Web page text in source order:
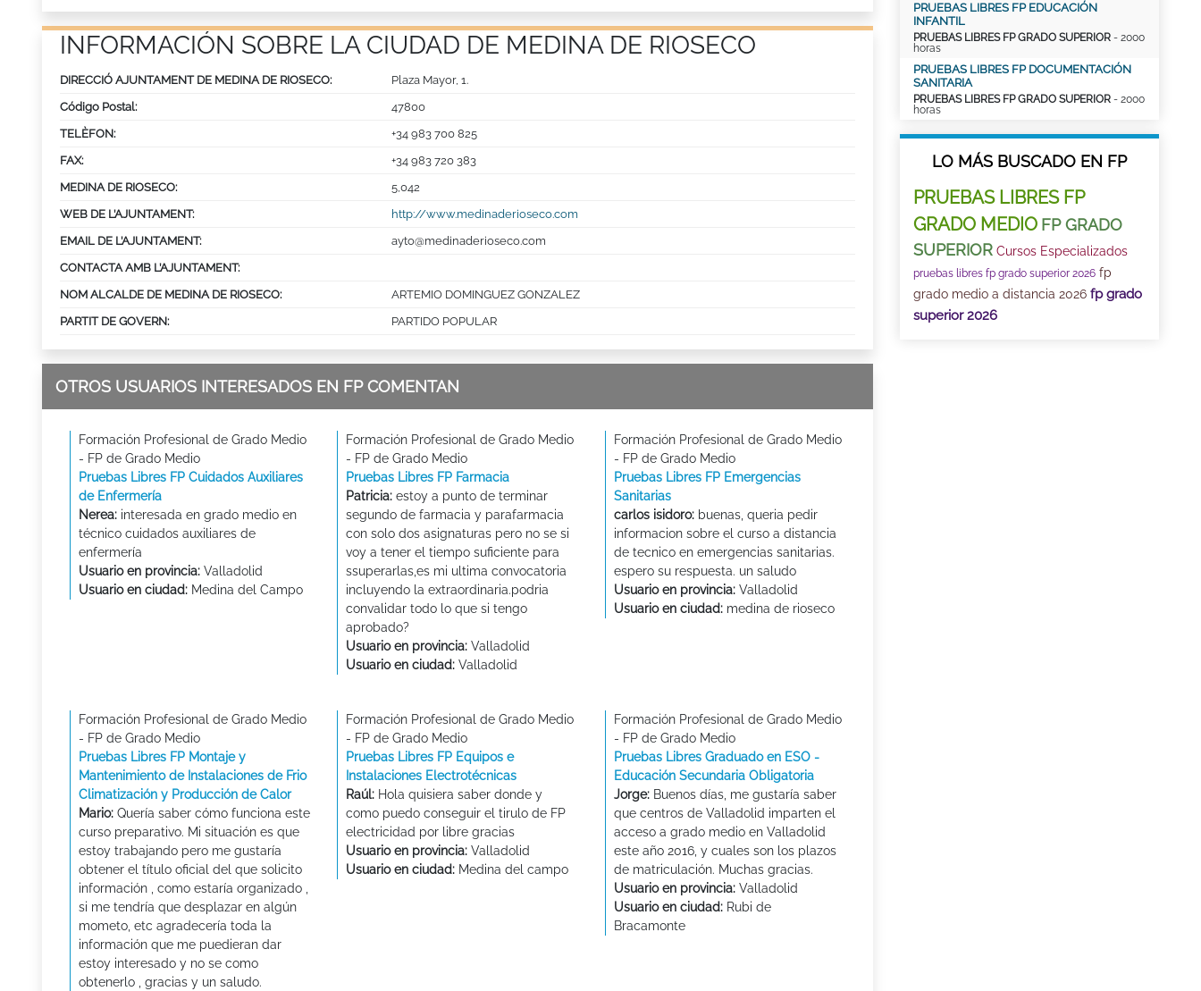
INFORMACIÓN SOBRE LA CIUDAD DE MEDINA DE RIOSECO
DIRECCIÓ AJUNTAMENT DE MEDINA DE RIOSECO:
Plaza Mayor, 1.
Código Postal:
47800
TELÈFON:
+34 983 700 825
FAX:
+34 983 720 383
MEDINA DE RIOSECO:
5,042
WEB DE L’AJUNTAMENT:
http://www.medinaderioseco.com
EMAIL DE L’AJUNTAMENT:
ayto@medinaderioseco.com
CONTACTA AMB L’AJUNTAMENT:
NOM ALCALDE DE MEDINA DE RIOSECO:
ARTEMIO DOMINGUEZ GONZALEZ
PARTIT DE GOVERN:
PARTIDO POPULAR
OTROS USUARIOS INTERESADOS EN FP COMENTAN
Formación Profesional de Grado Medio
- FP de Grado Medio
Pruebas Libres FP Cuidados Auxiliares
de Enfermería
Nerea: interesada en grado medio en
técnico cuidados auxiliares de
enfermería
Usuario en provincia: Valladolid
Usuario en ciudad: Medina del Campo
Formación Profesional de Grado Medio
- FP de Grado Medio
Pruebas Libres FP Farmacia
Patricia: estoy a punto de terminar
segundo de farmacia y parafarmacia
con solo dos asignaturas pero no se si
voy a tener el tiempo suficiente para
ssuperarlas,es mi ultima convocatoria
incluyendo la extraordinaria.podria
convalidar todo lo que si tengo
aprobado?
Usuario en provincia: Valladolid
Usuario en ciudad: Valladolid
Formación Profesional de Grado Medio
- FP de Grado Medio
Pruebas Libres FP Emergencias
Sanitarias
carlos isidoro:buenas, queria pedir
informacion sobre el curso a distancia
de tecnico en emergencias sanitarias.
espero su respuesta. un saludo
Usuario en provincia:Valladolid
Usuario en ciudad:medina de rioseco
Formación Profesional de Grado Medio
- FP de Grado Medio
Pruebas Libres FP Montaje y
Mantenimiento de Instalaciones de Frio
Climatización y Producción de Calor
Mario: Quería saber cómo funciona este
curso preparativo. Mi situación es que
estoy trabajando pero me gustaría
obtener el título oficial del que solicito
información , como estaría organizado ,
si me tendría que desplazar en algún
mometo, etc agradecería toda la
información que me puedieran dar
estoy interesado y no se como
obtenerlo , gracias y un saludo.
Formación Profesional de Grado Medio
- FP de Grado Medio
Pruebas Libres FP Equipos e
Instalaciones Electrotécnicas
Raúl: Hola quisiera saber donde y
como puedo conseguir el tirulo de FP
electricidad por libre gracias
Usuario en provincia: Valladolid
Usuario en ciudad: Medina del campo
Formación Profesional de Grado Medio
- FP de Grado Medio
Pruebas Libres Graduado en ESO -
Educación Secundaria Obligatoria
Jorge:Buenos días, me gustaría saber
que centros de Valladolid imparten el
acceso a grado medio en Valladolid
este año 2016, y cuales son los plazos
de matriculación. Muchas gracias.
Usuario en provincia:Valladolid
Usuario en ciudad:Rubi de
Bracamonte
PRUEBAS LIBRES FP EDUCACIÓN
INFANTIL
PRUEBAS LIBRES FP GRADO SUPERIOR - 2000
horas
PRUEBAS LIBRES FP DOCUMENTACIÓN
SANITARIA
PRUEBAS LIBRES FP GRADO SUPERIOR - 2000
horas
LO MÁS BUSCADO EN FP
PRUEBAS LIBRES FP
GRADO MEDIO FP GRADO
SUPERIOR Cursos Especializados
pruebas libres fp grado superior 2026 fp
grado medio a distancia 2026 fp grado
superior 2026